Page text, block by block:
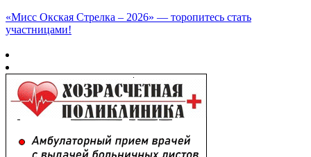
«Мисс Окская Стрелка – 2026» — торопитесь стать
участницами!